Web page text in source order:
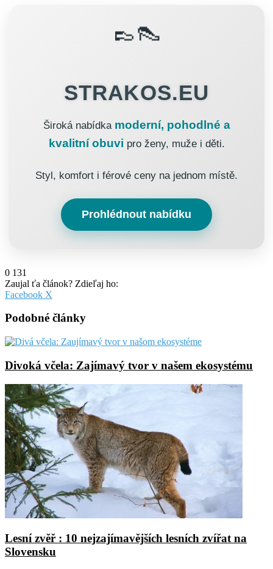
👞👠
STRAKOS.EU
Široká nabídka moderní, pohodlné a
kvalitní obuvi pro ženy, muže i děti.
Styl, komfort i férové ceny na jednom místě.
Prohlédnout nabídku
0 131
Zaujal ťa článok? Zdieľaj ho:
Facebook X
Email
Podobné články
Divoká včela: Zajímavý tvor v našem ekosystému
Lesní zvěř : 10 nejzajímavějších lesních zvířat na
Slovensku